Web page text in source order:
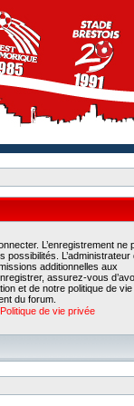
L’enregistrement ne
possibilités. L’administrateur
additionnelles aux
assurez-vous
et de notre politique de
du forum.
Politique de vie privée